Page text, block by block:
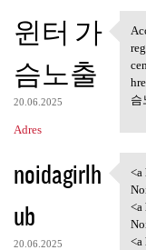
윈터 가
슴노출
20.06.2025
Adres
슴
noidagirlh
ub
20.06.2025
<a
<a
<a
<a